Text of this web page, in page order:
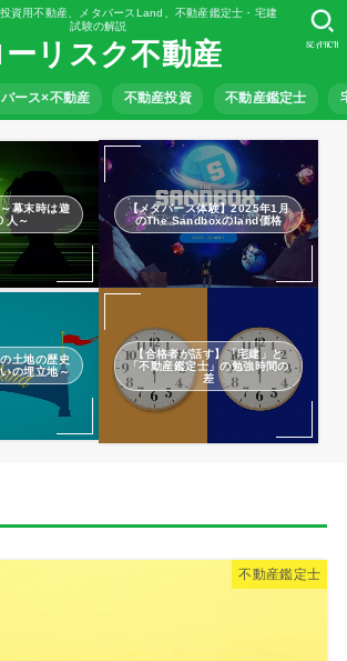
資用不動産、メタバースLand、不動産鑑定士・宅建
試験の解説
ーリスク不動産
ース×不動産 不動産投資 不動産鑑定士
SEARCH
幕末時は遊
人～
【メタバース体験】2025年1月
のThe Sandboxのland価格
土地の歴史
の埋立地～
【合格者が話す】「宅建」と
「不動産鑑定士」の勉強時間の
差
不動産鑑定士